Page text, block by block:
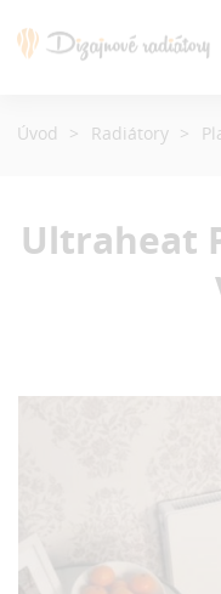
Ultraheat
Úvod Radiátory